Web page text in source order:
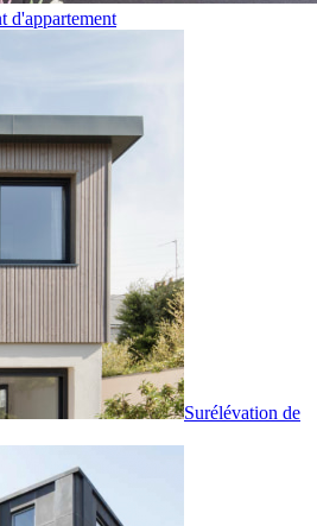
d'appartement
Surélévation de